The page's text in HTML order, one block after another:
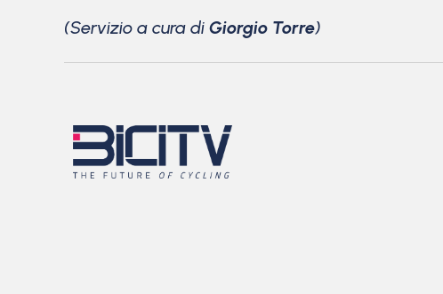
(Servizio a cura di Giorgio Torre)